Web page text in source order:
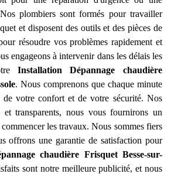
plombiers sont formés pour travailler
et disposent des outils et des pièces de
résoudre vos problèmes rapidement et
engageons à intervenir dans les délais les
Installation Dépannage chaudière
. Nous comprenons que chaque minute
votre confort et de votre sécurité. Nos
transparents, nous vous fournirons un
les travaux. Nous sommes fiers
offrons une garantie de satisfaction pour
chaudière Frisquet Besse-sur-
sont notre meilleure publicité, et nous